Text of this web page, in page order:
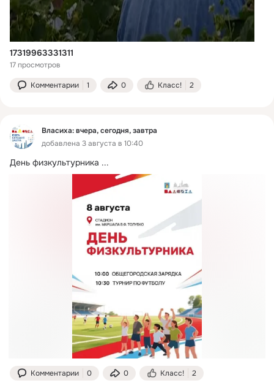
17319963331311
17 просмотров
Комментарии 1 0 Класс! 2
Власиха: вчера, сегодня, завтра
добавлена 3 августа в 10:40
День физкультурника ...
Комментарии 0 0 Класс! 2